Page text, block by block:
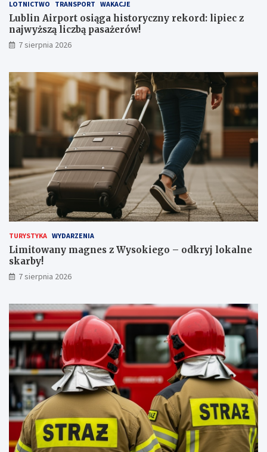
s
t
o
r
y
z
n
y
r
e
k
d
:
l
i
p
i
e
c
z
n
a
y
ż
s
z
ą
l
c
z
b
ą
a
k
i
e
g
o
o
d
k
r
y
j
k
a
l
n
e
s
k
a
r
b
y
LOTNICTWO TRANSPORT WAKACJE
Lublin Airport osiąga historyczny rekord: lipiec z
najwyższą liczbą pasażerów!
7 sierpnia 2026
TURYSTYKA WYDARZENIA
Limitowany magnes z Wysokiego – odkryj lokalne
skarby!
7 sierpnia 2026